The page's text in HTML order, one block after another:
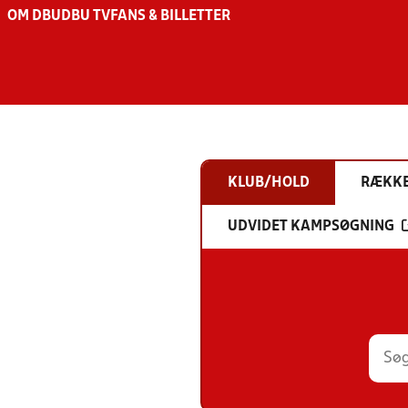
OM DBU DBU TV FANS & BILLETTER
KLUB/HOLD
UDVIDET KAMPSØGNING